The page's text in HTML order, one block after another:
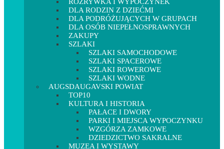
DLA RODZIN Z DZIEĆMI
DLA PODRÓŻUJĄCYCH W GRUPACH
DLA OSÓB NIEPEŁNOSPRAWNYCH
ZAKUPY
SZLAKI
SZLAKI SAMOCHODOWE
SZLAKI SPACEROWE
SZLAKI ROWEROWE
SZLAKI WODNE
AUGSDAUGAVSKI POWIAT
TOP10
KULTURA I HISTORIA
PAŁACE I DWORY
PARKI I MIEJSCA WYPOCZYNKU
WZGÓRZA ZAMKOWE
DZIEDZICTWO SAKRALNE
MUZEA I WYSTAWY